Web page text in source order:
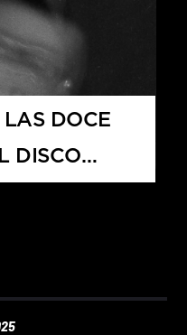
DOCE
DISCO